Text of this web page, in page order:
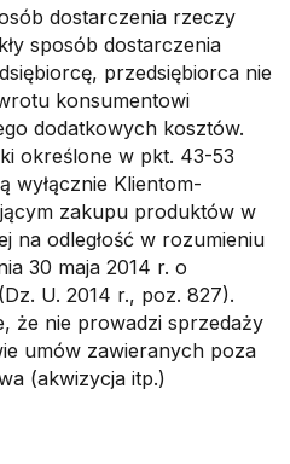
dostarczenia rzeczy
sposób dostarczenia
przedsiębiorca nie
konsumentowi
dodatkowych kosztów.
określone w pkt. 43-53
wyłącznie Klientom-
zakupu produktów w
na odległość w rozumieniu
30 maja 2014 r. o
U. 2014 r., poz. 827).
że nie prowadzi sprzedaży
umów zawieranych poza
(akwizycja itp.)